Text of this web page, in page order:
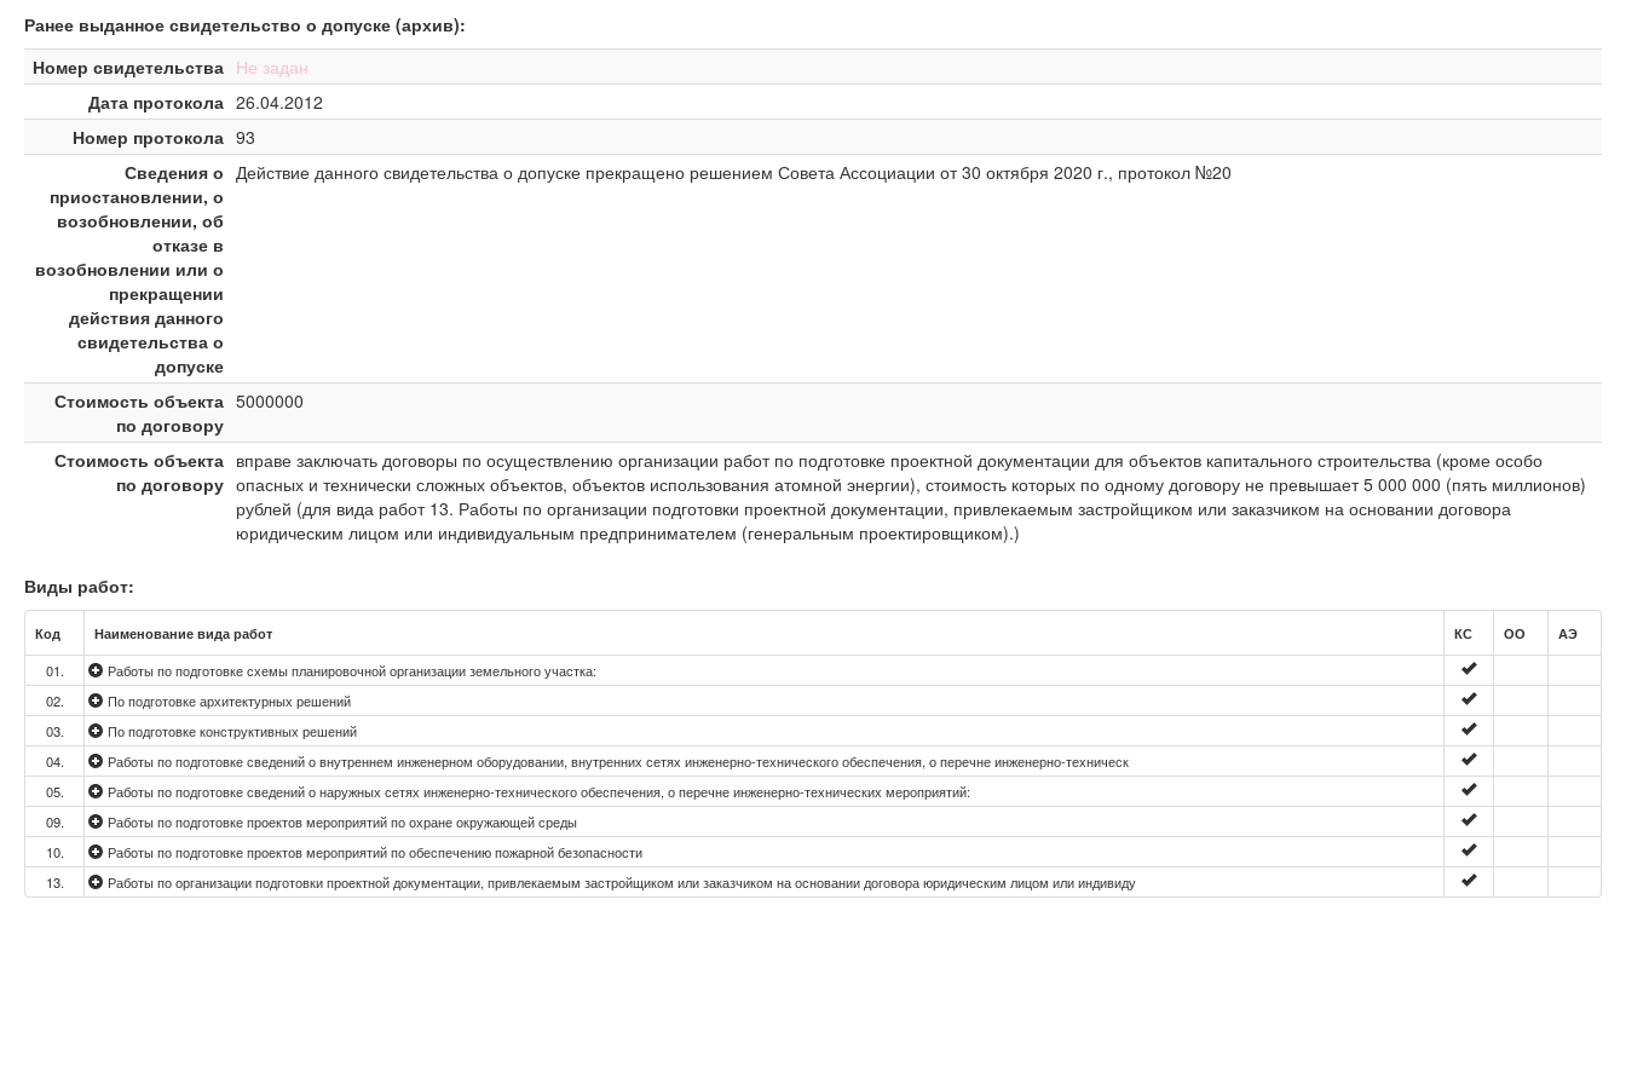
Ранее выданное свидетельство о допуске (архив):
Номер свидетельства Не задан
Дата протокола 26.04.2012
Номер протокола 93
Сведения о
приостановлении, о
возобновлении, об
отказе в
возобновлении или о
прекращении
действия данного
свидетельства о
допуске
Действие данного свидетельства о допуске прекращено решением Совета Ассоциации от 30 октября 2020 г., протокол №20
Стоимость объекта
по договору
5000000
Стоимость объекта
по договору
вправе заключать договоры по осуществлению организации работ по подготовке проектной документации для объектов капитального строительства (кроме особо
опасных и технически сложных объектов, объектов использования атомной энергии), стоимость которых по одному договору не превышает 5 000 000 (пять миллионов)
рублей (для вида работ 13. Работы по организации подготовки проектной документации, привлекаемым застройщиком или заказчиком на основании договора
юридическим лицом или индивидуальным предпринимателем (генеральным проектировщиком).)
Виды работ:
Код Наименование вида работ КС ОО
АЭ
01.
Работы по подготовке схемы планировочной организации земельного участка:
02.
По подготовке архитектурных решений
03.
По подготовке конструктивных решений
04.
Работы по подготовке сведений о внутреннем инженерном оборудовании, внутренних сетях инженерно-технического обеспечения, о перечне инженерно-техническ
05.
Работы по подготовке сведений о наружных сетях инженерно-технического обеспечения, о перечне инженерно-технических мероприятий:
09.
Работы по подготовке проектов мероприятий по охране окружающей среды
10.
Работы по подготовке проектов мероприятий по обеспечению пожарной безопасности
13.
Работы по организации подготовки проектной документации, привлекаемым застройщиком или заказчиком на основании договора юридическим лицом или индивиду